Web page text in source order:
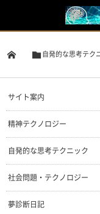
自発的な思考テク
サイト案内
精神テクノロジー
自発的な思考テクニック
社会問題・テクノロジー
夢診断日記